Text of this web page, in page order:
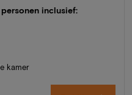
inclusief:
kamer